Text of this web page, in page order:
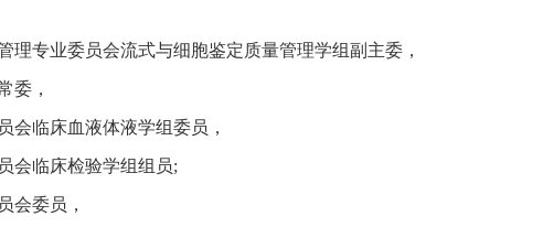
理专业委员会流式与细胞鉴定质量管理学组副主委，
委，
会临床血液体液学组委员，
会临床检验学组组员;
会委员，